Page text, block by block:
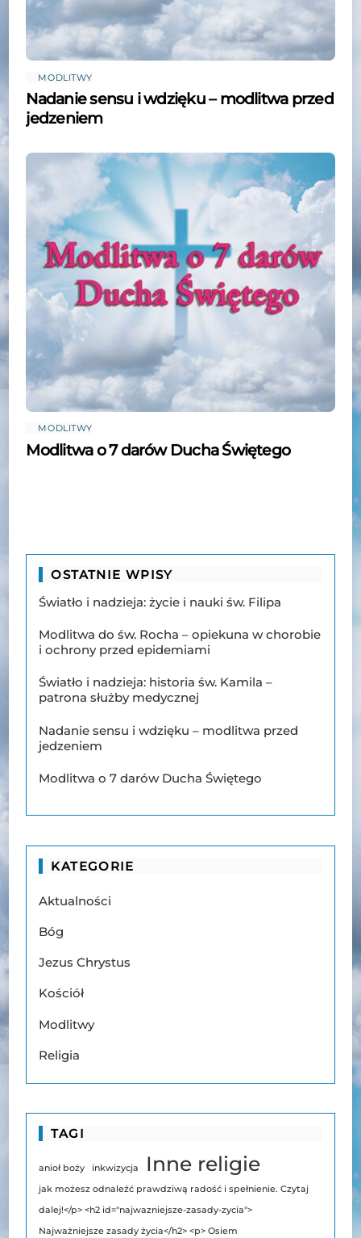
MODLITWY
Nadanie sensu i wdzięku – modlitwa przed
jedzeniem
MODLITWY
Modlitwa o 7 darów Ducha Świętego
OSTATNIE WPISY
Światło i nadzieja: życie i nauki św. Filipa
Modlitwa do św. Rocha – opiekuna w chorobie
i ochrony przed epidemiami
Światło i nadzieja: historia św. Kamila –
patrona służby medycznej
Nadanie sensu i wdzięku – modlitwa przed
jedzeniem
Modlitwa o 7 darów Ducha Świętego
KATEGORIE
Aktualności
Bóg
Jezus Chrystus
Kościół
Modlitwy
Religia
TAGI
anioł boży inkwizycja Inne religie
jak możesz odnaleźć prawdziwą radość i spełnienie. Czytaj
dalej!</p> <h2 id="najwazniejsze-zasady-zycia">
Najważniejsze zasady życia</h2> <p> Osiem